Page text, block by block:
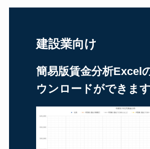
建設業向け
簡易版賃金分析Excel
ウンロードができます